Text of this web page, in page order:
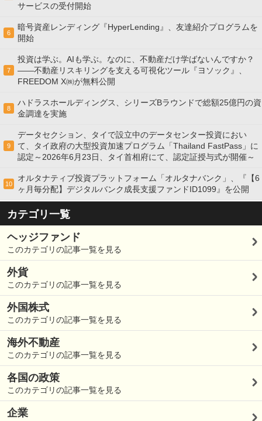
サービスの受付開始
6
暗号資産レンディング『HyperLending』、友達紹介プログラムを
開始
7
投資は学ぶ。AIも学ぶ。なのに、不動産だけ学ばないんですか？
——不動産リスキリングを支える可視化ツール『ヨソック』、
FREEDOM X㈱が無料公開
8
ハドラスホールディングス、シリーズBラウンドで総額25億円の資
金調達を実施
9
データセクション、タイで設立中のデータセンター投資におい
て、タイ政府の大型投資加速プログラム「Thailand FastPass」に
認定～2026年6月23日、タイ首相府にて、認定証授与式が開催～
10
オルタナティブ投資プラットフォーム「オルタナバンク」、『【6
ヶ月毎分配】デジタルバンク成長支援ファンドID1099』を公開
カテゴリ一覧
ヘッジファンド
このカテゴリの記事一覧を見る
外貨
このカテゴリの記事一覧を見る
外国株式
このカテゴリの記事一覧を見る
海外不動産
このカテゴリの記事一覧を見る
各国の政策
このカテゴリの記事一覧を見る
企業